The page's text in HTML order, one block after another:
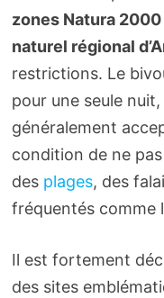
zones Natura 2000
naturel régional
restrictions. Le
pour une seule
généralement
condition de ne
des plages, des
fréquentés comme
Il est fortement
des sites